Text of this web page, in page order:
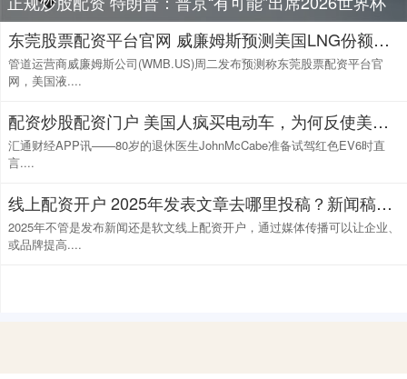
东莞股票配资平台官网 威廉姆斯预测美国LNG份额十年将超25% 上调全年EBITDA预期5000万美元
管道运营商威廉姆斯公司(WMB.US)周二发布预测称东莞股票配资平台官
网，美国液....
配资炒股配资门户 美国人疯买电动车，为何反使美联储降息预期升温？
汇通财经APP讯——80岁的退休医生JohnMcCabe准备试驾红色EV6时直
言....
线上配资开户 2025年发表文章去哪里投稿？新闻稿软文投稿实用技巧 小白必看！
2025年不管是发布新闻还是软文线上配资开户，通过媒体传播可以让企业、
或品牌提高....